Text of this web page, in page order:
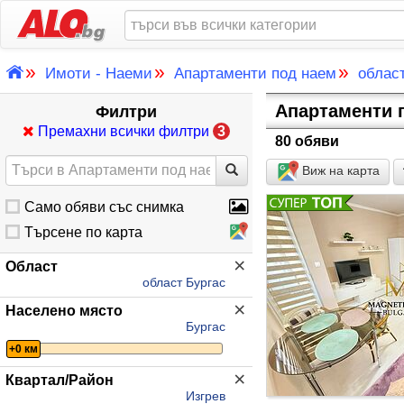
» Имоти - Наеми » Апартаменти под наем »
Филтри
Премахни всички филтри 3
Само обяви със снимка
Търсене по карта
Област
област Бургас
×
Населено място
Бургас
+0 км
×
Квартал/Район
Изгрев
×
Апартаменти
80 обяви
Виж на карта